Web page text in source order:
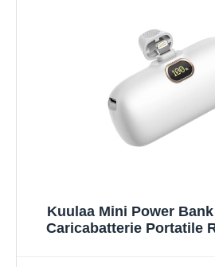
Kuulaa Mini Power
Caricabatterie Portatile